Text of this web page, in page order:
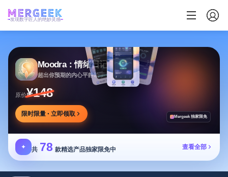
发现数字匠人的绝妙灵感
Moodra：情绪日记
超出你预期的内心平静助手
原价¥148
限时限量 · 立即领取 Mergeek 独家限免
✦ 共 78 款精选产品独家限免中 查看全部